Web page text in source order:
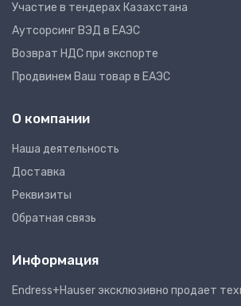
Участие в тендерах Казахстана
Аутсорсинг ВЭД в ЕАЭС
Возврат НДС при экспорте
Продвинем Ваш товар в ЕАЭС
О компании
Наша деятельность
Доставка
Реквизиты
Обратная связь
Информация
Endress+Hauser эксклюзивно продает